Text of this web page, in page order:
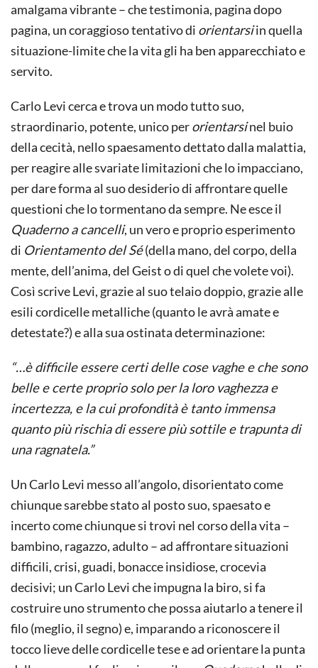
amalgama vibrante – che testimonia, pagina dopo
pagina, un coraggioso tentativo di orientarsiin quella
situazione-limite che la vita gli ha ben apparecchiato e
servito.
Carlo Levi cerca e trova un modo tutto suo,
straordinario, potente, unico perorientarsinel buio
della cecità, nello spaesamento dettato dalla malattia,
per reagire alle svariate limitazioni che lo impacciano,
per dare forma al suo desiderio di affrontare quelle
questioni che lo tormentano da sempre. Ne esce il
Quaderno a cancelli, un vero e proprio esperimento
di Orientamento del Sé(della mano, del corpo, della
mente, dell’anima, del Geist o di quel che volete voi).
Così scrive Levi, grazie al suo telaio doppio, grazie alle
esili cordicelle metalliche (quanto le avrà amate e
detestate?) e alla sua ostinata determinazione:
“…è difficile essere certi delle cose vaghe e che sono
belle e certe proprio solo per la loro vaghezza e
incertezza, e la cui profondità è tanto immensa
quanto più rischia di essere più sottile e trapunta di
una ragnatela.”
Un Carlo Levi messo all’angolo, disorientato come
chiunque sarebbe stato al posto suo, spaesato e
incerto come chiunque si trovi nel corso della vita –
bambino, ragazzo, adulto – ad affrontare situazioni
difficili, crisi, guadi, bonacce insidiose, crocevia
decisivi; un Carlo Levi che impugna la biro, si fa
costruire uno strumento che possa aiutarlo a tenere il
filo (meglio, il segno) e, imparando a riconoscere il
tocco lieve delle cordicelle tese e ad orientare la punta